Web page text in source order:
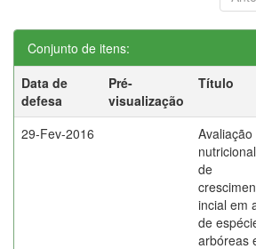
Conjunto de itens:
Data de
defesa
Pré-
visualização
Título
29-Fev-2016
Avaliação
de
incial em
de
arbóreas